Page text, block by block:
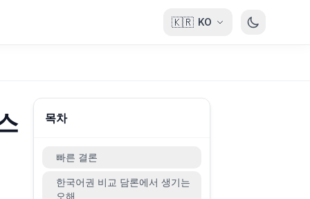
🇰🇷 KO
목차
빠른 결론
한국어권 비교 담론에서 생기는
오해